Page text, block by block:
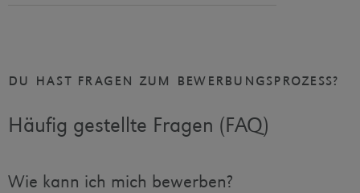
du hast fragen zum bewerbungsprozess?
Häufig gestellte Fragen (FAQ)
Wie kann ich mich bewerben?